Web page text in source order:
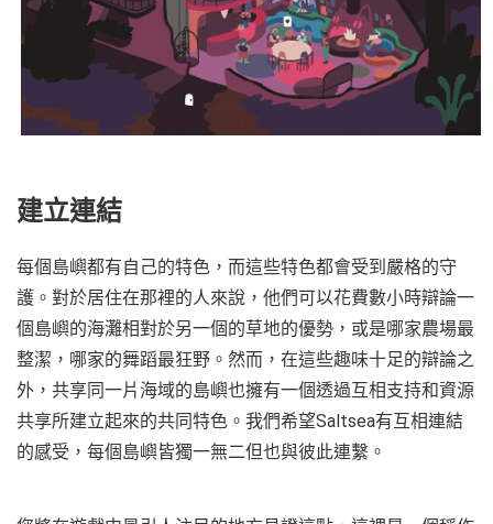
建立連結
每個島嶼都有自己的特色，而這些特色都會受到嚴格的守
護。對於居住在那裡的人來說，他們可以花費數小時辯論一
個島嶼的海灘相對於另一個的草地的優勢，或是哪家農場最
整潔，哪家的舞蹈最狂野。然而，在這些趣味十足的辯論之
外，共享同一片海域的島嶼也擁有一個透過互相支持和資源
共享所建立起來的共同特色。我們希望Saltsea有互相連結
的感受，每個島嶼皆獨一無二但也與彼此連繫。